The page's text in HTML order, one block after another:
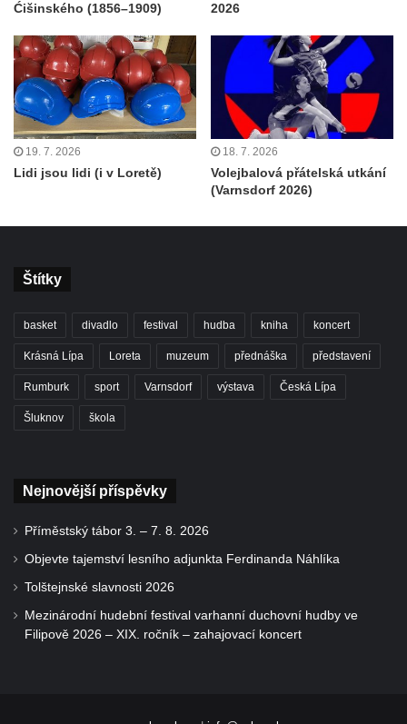
Ćišinského (1856–1909)
2026
19. 7. 2026
Lidi jsou lidi (i v Loretě)
18. 7. 2026
Volejbalová přátelská utkání
(Varnsdorf 2026)
Štítky
basket divadlo festival hudba kniha koncert
Krásná Lípa Loreta muzeum přednáška představení
Rumburk sport Varnsdorf výstava Česká Lípa
Šluknov škola
Nejnovější příspěvky
Příměstský tábor 3. – 7. 8. 2026
Objevte tajemství lesního adjunkta Ferdinanda Náhlíka
Tolštejnské slavnosti 2026
Mezinárodní hudební festival varhanní duchovní hudby ve
Filipově 2026 – XIX. ročník – zahajovací koncert